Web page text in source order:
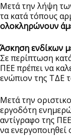
Μετά την λήψη
τα κατά τόπους
ολοκληρώνουν
Άσκηση ενδίκων
Σε περίπτωση
ΠΕΕ πρέπει να
ενώπιον της ΤΔΕ
Μετά την
εργοδότη
αντίγραφο της
να